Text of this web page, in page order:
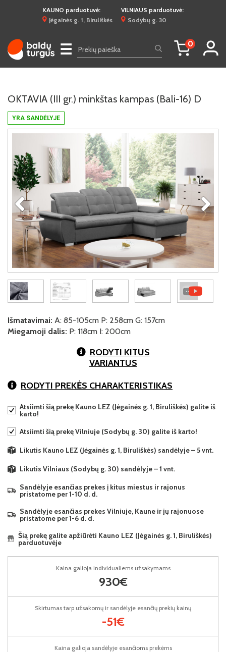
KAUNO parduotuvė:
Jėgainės g. 1, Biruliškės
VILNIAUS parduotuvė:
Sodybų g. 30
☰ 0
YRA SANDĖLYJE
OKTAVIA (III gr.) minkštas kampas (Bali-16) D
Išmatavimai: A: 85-105cm P: 258cm G: 157cm
Miegamoji dalis: P: 118cm I: 200cm
RODYTI KITUS
VARIANTUS
RODYTI PREKĖS CHARAKTERISTIKAS
Atsiimti šią prekę Kauno LEZ (Jėgainės g. 1, Biruliškės) galite iš
karto!
Atsiimti šią prekę Vilniuje (Sodybų g. 30) galite iš karto!
Likutis Kauno LEZ (Jėgainės g. 1, Biruliškės) sandėlyje – 5 vnt.
Likutis Vilniaus (Sodybų g. 30) sandėlyje – 1 vnt.
Sandėlyje esančias prekes į kitus miestus ir rajonus
pristatome per 1-10 d. d.
Sandėlyje esančias prekes Vilniuje, Kaune ir jų rajonuose
pristatome per 1-6 d. d.
Šią prekę galite apžiūrėti Kauno LEZ (Jėgainės g. 1, Biruliškės)
parduotuvėje
Kaina galioja sandėlyje esančioms prekėms
Kaina galioja individualiems užsakymams
930€
Skirtumas tarp užsakomų ir sandėlyje esančių prekių kainų
-51€